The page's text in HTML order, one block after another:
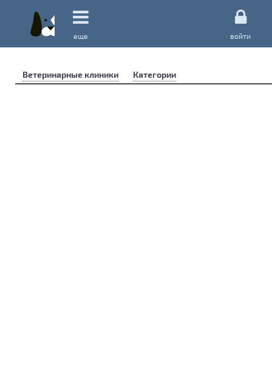
еще войти
Ветеринарные клиники Категории